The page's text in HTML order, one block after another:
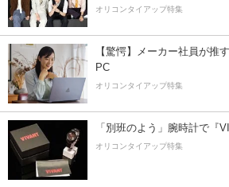
オリコンタイアップ特集
【驚愕】メーカー社員が推
PC
オリコンタイアップ特集
「別班のよう」腕時計で『
オリコンタイアップ特集